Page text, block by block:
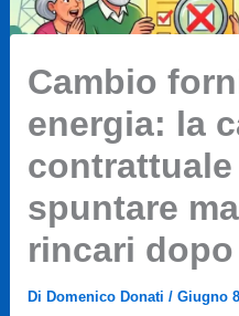
Cambio
energia: la
spuntare
rincari dopo
Di Domenico Donati / Giugno